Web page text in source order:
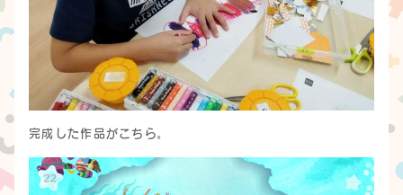
完成した作品がこちら。